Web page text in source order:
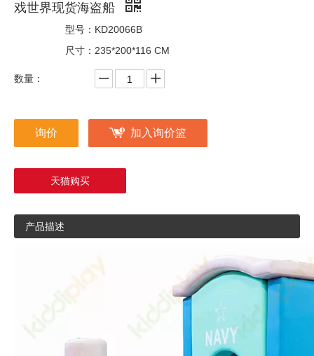
戏世界现货海盗船
型号： KD20066B
尺寸： 235*200*116 CM
数量：
询价 加入询价篮
天猫购买
产品描述